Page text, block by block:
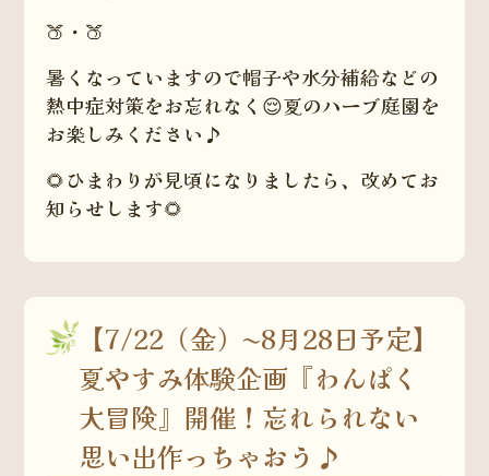
🍑・🍑
暑くなっていますので帽子や水分補給などの
熱中症対策をお忘れなく😌夏のハーブ庭園を
お楽しみください♪
🌻ひまわりが見頃になりましたら、改めてお
知らせします🌻
【7/22（金）〜8月28日予定】
夏やすみ体験企画『わんぱく
大冒険』開催！忘れられない
思い出作っちゃおう♪